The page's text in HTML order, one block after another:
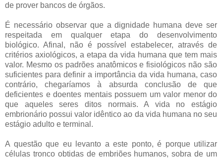
de prover bancos de órgãos.
É necessário observar que a dignidade humana deve ser
respeitada em qualquer etapa do desenvolvimento
biológico. Afinal, não é possível estabelecer, através de
critérios axiológicos, a etapa da vida humana que tem mais
valor. Mesmo os padrões anatômicos e fisiológicos não são
suficientes para definir a importância da vida humana, caso
contrário, chegaríamos à absurda conclusão de que
deficientes e doentes mentais possuem um valor menor do
que aqueles seres ditos normais. A vida no estágio
embrionário possui valor idêntico ao da vida humana no seu
estágio adulto e terminal.
A questão que eu levanto a este ponto, é porque utilizar
células tronco obtidas de embriões humanos, sobra de um